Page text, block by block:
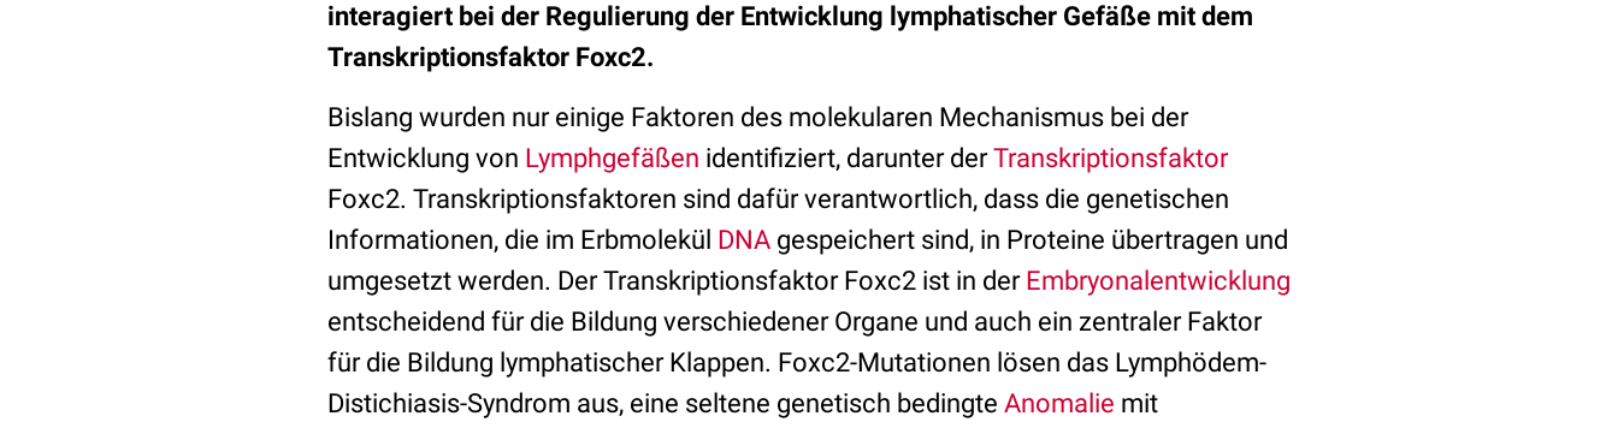
interagiert bei der Regulierung der Entwicklung lymphatischer Gefäße mit dem
Transkriptionsfaktor Foxc2.
Bislang wurden nur einige Faktoren des molekularen Mechanismus bei der
Entwicklung von Lymphgefäßen identifiziert, darunter derTranskriptionsfaktor
Foxc2. Transkriptionsfaktoren sind dafür verantwortlich, dass die genetischen
Informationen, die im Erbmolekül DNA gespeichert sind, in Proteine übertragen und
umgesetzt werden. Der Transkriptionsfaktor Foxc2 ist in der Embryonalentwicklung
entscheidend für die Bildung verschiedener Organe und auch ein zentraler Faktor
für die Bildung lymphatischer Klappen. Foxc2-Mutationen lösen das Lymphödem-
Distichiasis-Syndrom aus, eine seltene genetisch bedingte Anomalie mit